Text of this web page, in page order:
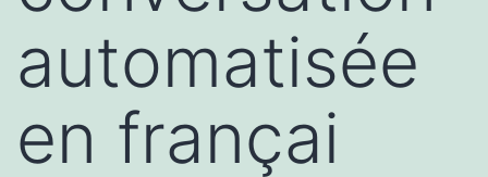
automatisée
en françai